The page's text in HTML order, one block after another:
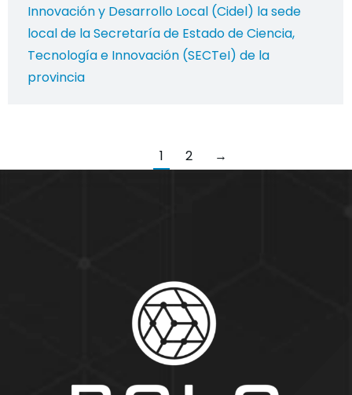
Innovación y Desarrollo Local (Cidel) la sede
local de la Secretaría de Estado de Ciencia,
Tecnología e Innovación (SECTeI) de la
provincia
1 2 →